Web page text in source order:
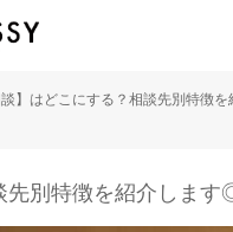
談】はどこにする？相談先別特徴を
先別特徴を紹介しま